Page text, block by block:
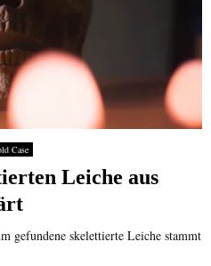
Case
Leiche aus
gefundene skelettierte Leiche stammt